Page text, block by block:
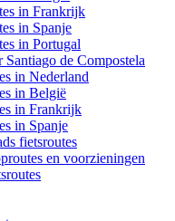
in Frankrijk
in Spanje
in Portugal
Santiago de Compostela
in Nederland
in België
in Frankrijk
in Spanje
fietsroutes
en voorzieningen